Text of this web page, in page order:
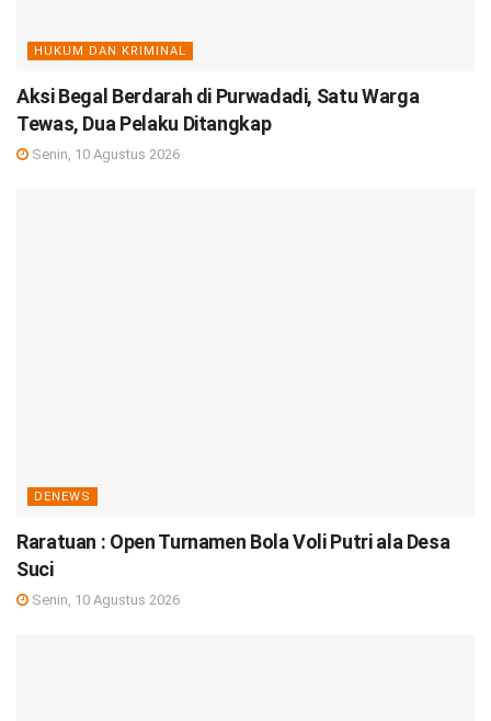
HUKUM DAN KRIMINAL
Aksi Begal Berdarah di Purwadadi, Satu Warga
Tewas, Dua Pelaku Ditangkap
Senin, 10 Agustus 2026
DENEWS
Raratuan : Open Turnamen Bola Voli Putri ala Desa
Suci
Senin, 10 Agustus 2026